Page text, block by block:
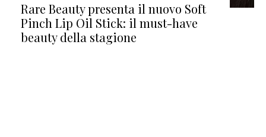
Rare Beauty presenta il nuovo Soft
Pinch Lip Oil Stick: il must-have
beauty della stagione